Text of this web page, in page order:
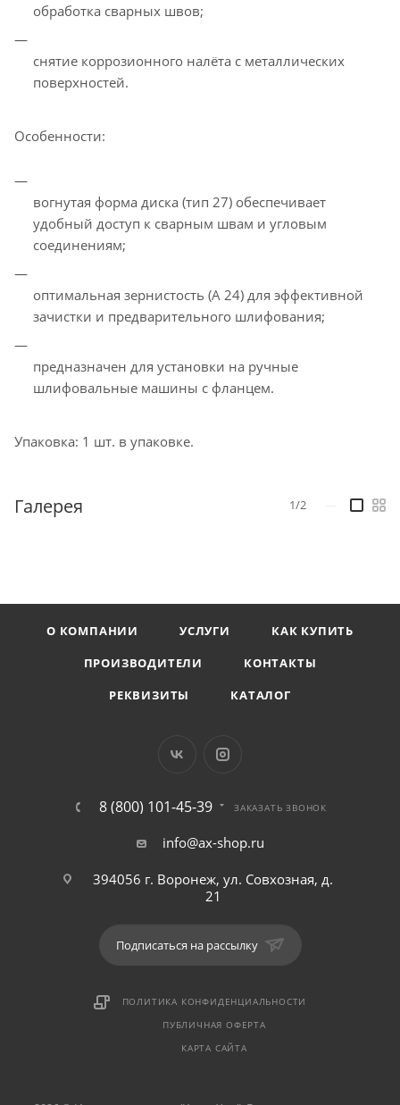
обработка сварных швов;
снятие коррозионного налёта с металлических
поверхностей.
Особенности:
вогнутая форма диска (тип 27) обеспечивает
удобный доступ к сварным швам и угловым
соединениям;
оптимальная зернистость (A 24) для эффективной
зачистки и предварительного шлифования;
предназначен для установки на ручные
шлифовальные машины с фланцем.
Упаковка: 1 шт. в упаковке.
Галерея 1/2
О КОМПАНИИ УСЛУГИ
КАК КУПИТЬ
ПРОИЗВОДИТЕЛИ
КОНТАКТЫ
РЕКВИЗИТЫ
КАТАЛОГ
8 (800) 101-45-39 ЗАКАЗАТЬ ЗВОНОК
info@ax-shop.ru
394056 г. Воронеж, ул. Совхозная, д.
21
Подписаться на рассылку
ПОЛИТИКА КОНФИДЕНЦИАЛЬНОСТИ
ПУБЛИЧНАЯ ОФЕРТА
КАРТА САЙТА